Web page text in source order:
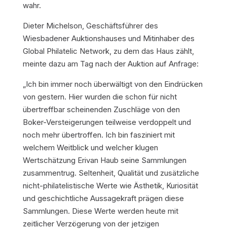
wahr.
Dieter Michelson, Geschäftsführer des
Wiesbadener Auktionshauses und Mitinhaber des
Global Philatelic Network, zu dem das Haus zählt,
meinte dazu am Tag nach der Auktion auf Anfrage:
„Ich bin immer noch überwältigt von den Eindrücken
von gestern. Hier wurden die schon für nicht
übertreffbar scheinenden Zuschläge von den
Boker-Versteigerungen teilweise verdoppelt und
noch mehr übertroffen. Ich bin fasziniert mit
welchem Weitblick und welcher klugen
Wertschätzung Erivan Haub seine Sammlungen
zusammentrug. Seltenheit, Qualität und zusätzliche
nicht-philatelistische Werte wie Ästhetik, Kuriosität
und geschichtliche Aussagekraft prägen diese
Sammlungen. Diese Werte werden heute mit
zeitlicher Verzögerung von der jetzigen